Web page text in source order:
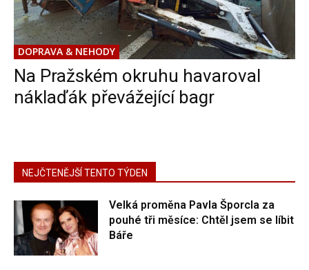
DOPRAVA & NEHODY
Na Pražském okruhu havaroval
náklaďák převážející bagr
NEJČTENĚJŠÍ TENTO TÝDEN
Velká proměna Pavla Šporcla za
pouhé tři měsíce: Chtěl jsem se líbit
Báře